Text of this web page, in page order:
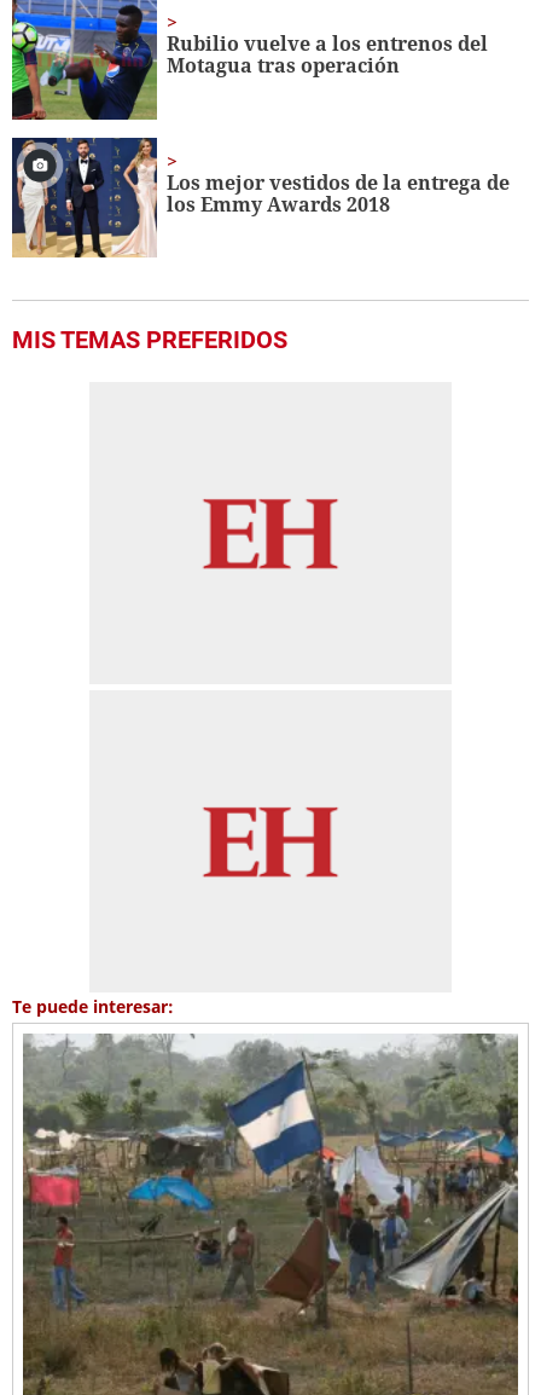
1
minute,
18
seconds
Rubilio vuelve a los entrenos del
Motagua tras operación
Los mejor vestidos de la entrega de
los Emmy Awards 2018
MIS TEMAS PREFERIDOS
Te puede interesar: